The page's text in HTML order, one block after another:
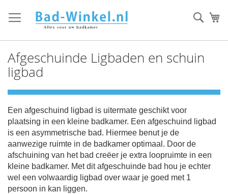
direct
door
inhoud
Afgeschuinde Ligbaden en schuin
ligbad
Een afgeschuind ligbad is uitermate geschikt voor
plaatsing in een kleine badkamer. Een afgeschuind ligbad
is een asymmetrische bad. Hiermee benut je de
aanwezige ruimte in de badkamer optimaal. Door de
afschuining van het bad creëer je extra loopruimte in een
kleine badkamer. Met dit afgeschuinde bad hou je echter
wel een volwaardig ligbad over waar je goed met 1
persoon in kan liggen.